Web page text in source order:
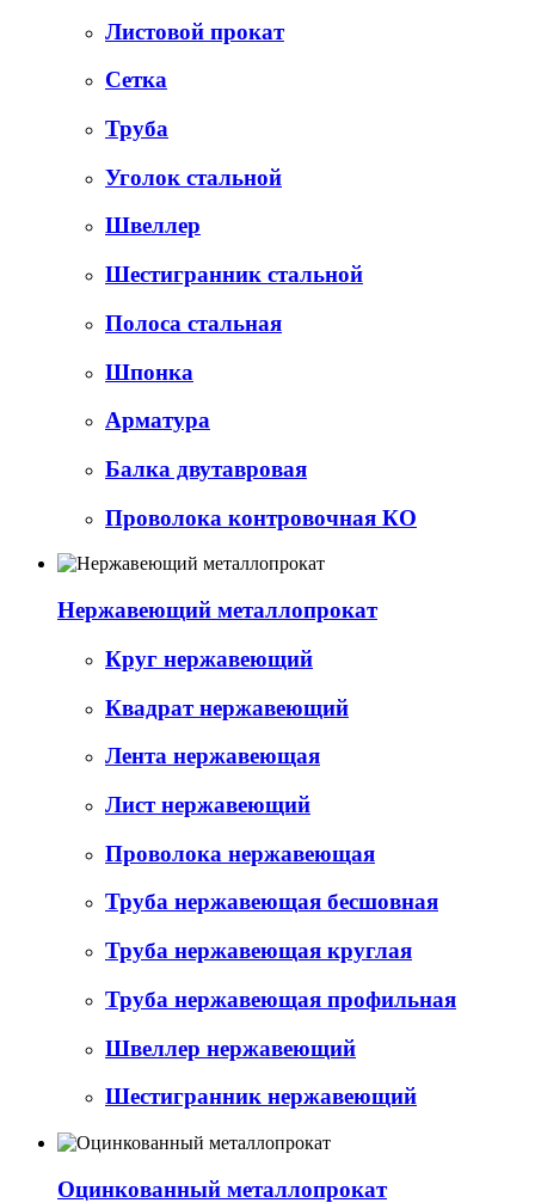
Листовой прокат
Сетка
Труба
Уголок стальной
Швеллер
Шестигранник стальной
Полоса стальная
Шпонка
Арматура
Балка двутавровая
Проволока контровочная КО
Нержавеющий металлопрокат
Круг нержавеющий
Квадрат нержавеющий
Лента нержавеющая
Лист нержавеющий
Проволока нержавеющая
Труба нержавеющая бесшовная
Труба нержавеющая круглая
Труба нержавеющая профильная
Швеллер нержавеющий
Шестигранник нержавеющий
Оцинкованный металлопрокат